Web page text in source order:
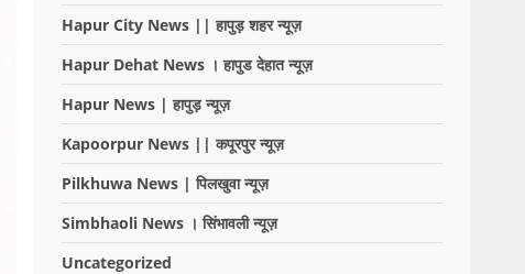
Hapur City News || हापुड़ शहर न्यूज़
Hapur Dehat News । हापुड देहात न्यूज़
Hapur News | हापुड़ न्यूज़
Kapoorpur News || कपूरपुर न्यूज़
Pilkhuwa News | पिलखुवा न्यूज़
Simbhaoli News । सिंभावली न्यूज़
Uncategorized